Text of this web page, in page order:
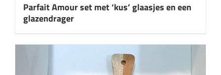
Parfait Amour set met ‘kus’ glaasjes en een
glazendrager